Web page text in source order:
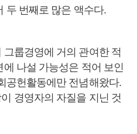
두 번째로 많은 액수다.
룹경영에 거의 관여한 적
나설 가능성은 적어 보인
공헌활동에만 전념해왔다.
경영자의 자질을 지닌 것